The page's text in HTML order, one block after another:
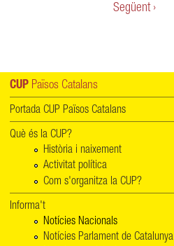
Següent ›
CUP Països Catalans
Portada CUP Països Catalans
Què és la CUP?
Història i naixement
Activitat política
Com s'organitza la CUP?
Informa't
Notícies Nacionals
Notícies Parlament de Catalunya